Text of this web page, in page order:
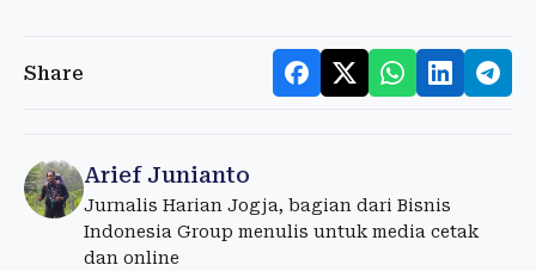
Share
Arief Junianto
Jurnalis Harian Jogja, bagian dari Bisnis
Indonesia Group menulis untuk media cetak
dan online